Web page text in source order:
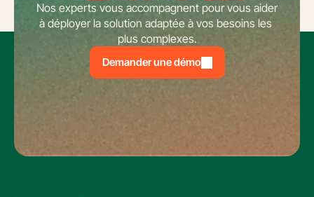
Nos experts vous accompagnent pour vous aider
à déployer la solution adaptée à vos besoins les
plus complexes.
Demander une démo